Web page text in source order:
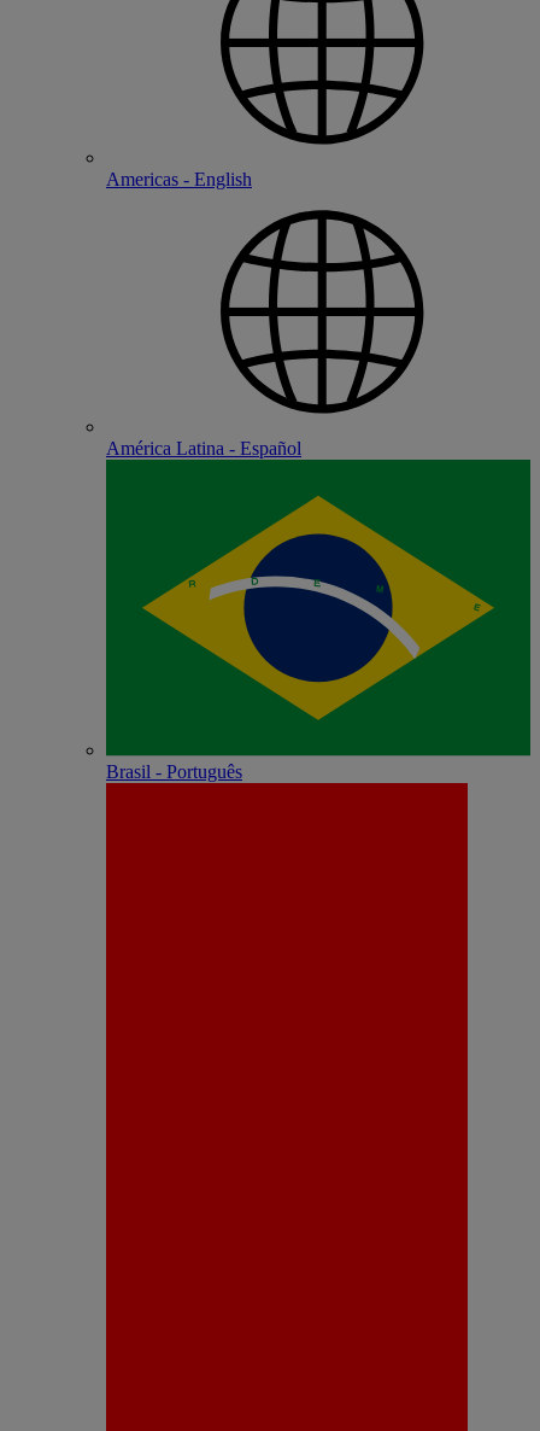
Americas - English
América Latina - Español
Brasil - Português